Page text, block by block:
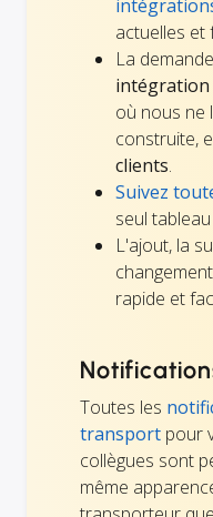
actuelles et
La
où nous ne
construite,
clients.
Suivez
seul
L'ajout, la
rapide et
Toutes les
transport pour
collègues sont
même